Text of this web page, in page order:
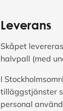
Leverans
Skåpet
halvpall (med
I
tilläggstjänster
personal